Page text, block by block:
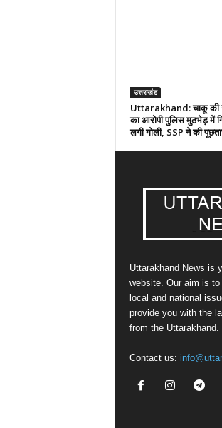
उत्तराखंड
Uttarakhand: चाकू की
का आरोपी पुलिस मुठभेड़ में
लगी गोली, SSP ने की
Uttarakhand News is
website. Our aim is
local and national
provide you with the
from the Uttarakhand.
Contact us: